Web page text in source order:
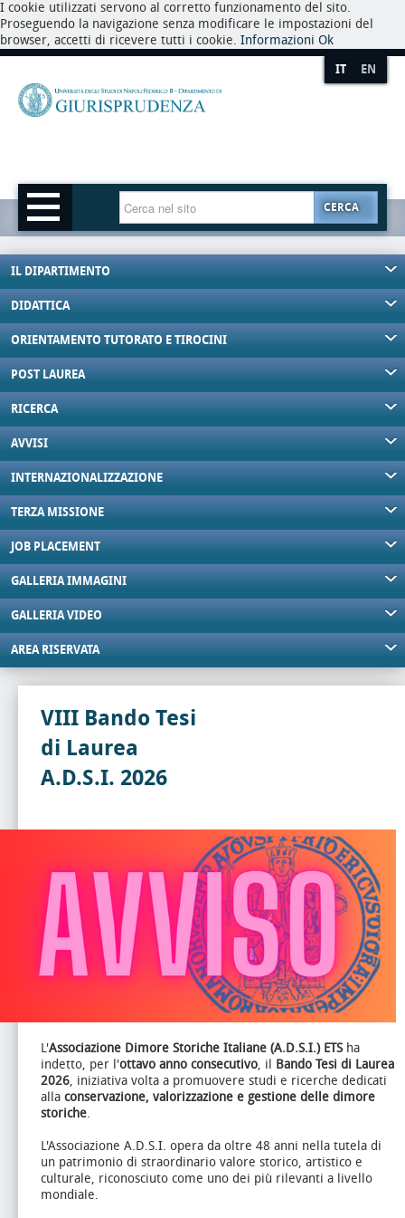
I cookie utilizzati servono al corretto funzionamento del sito.
Proseguendo la navigazione senza modificare le impostazioni del
browser, accetti di ricevere tutti i cookie. Informazioni Ok
IT EN
CERCA
IL DIPARTIMENTO
DIDATTICA
ORIENTAMENTO TUTORATO E TIROCINI
POST LAUREA
RICERCA
AVVISI
INTERNAZIONALIZZAZIONE
TERZA MISSIONE
JOB PLACEMENT
GALLERIA IMMAGINI
GALLERIA VIDEO
AREA RISERVATA
VIII Bando Tesi
di Laurea
A.D.S.I. 2026
L'Associazione Dimore Storiche Italiane (A.D.S.I.) ETSha
indetto, per l'ottavo anno consecutivo, il Bando Tesi di Laurea
2026, iniziativa volta a promuovere studi e ricerche dedicati
alla conservazione, valorizzazione e gestione delle dimore
storiche.
L'Associazione A.D.S.I. opera da oltre 48 anni nella tutela di
un patrimonio di straordinario valore storico, artistico e
culturale, riconosciuto come uno dei più rilevanti a livello
mondiale.